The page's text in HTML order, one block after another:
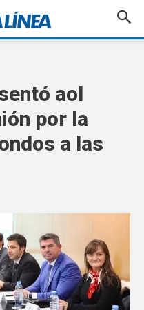
aol
por la
a las